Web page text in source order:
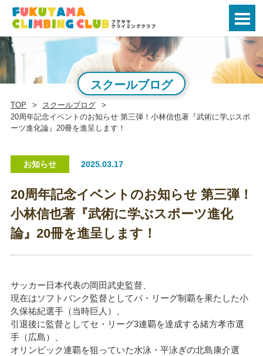
スクールブログ
TOP
スクールブログ
20周年記念イベントのお知らせ 第三弾！小林信也著『武術に学ぶスポ
ーツ進化論』20冊を進呈します！
お知らせ 2025.03.17
20周年記念イベントのお知らせ 第三弾！
小林信也著『武術に学ぶスポーツ進化
論』20冊を進呈します！
サッカー日本代表の岡田武史監督、
現在はソフトバンク監督としてパ・リーグ制覇を果たした小
久保祐紀選手（当時巨人）、
引退後に監督としてセ・リーグ3連覇を達成する緒方孝市選
手（広島）、
オリンピック連覇を狙っていた水泳・平泳ぎの北島康介選